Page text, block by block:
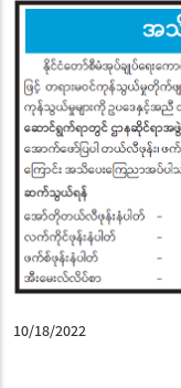
10/18/2022